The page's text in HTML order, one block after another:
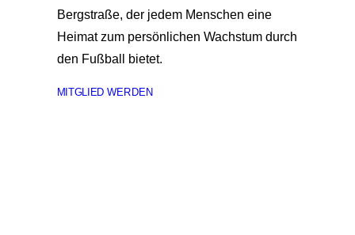
Bergstraße, der jedem Menschen eine
Heimat zum persönlichen Wachstum durch
den Fußball bietet.
MITGLIED WERDEN